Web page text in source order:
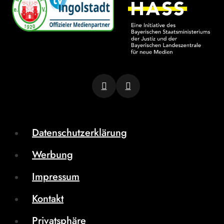
Datenschutzerklärung
Werbung
Impressum
Kontakt
Privatsphäre